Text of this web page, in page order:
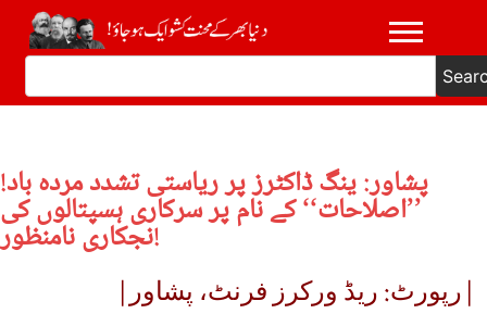
پشاور: ینگ ڈاکٹرز پر ریاستی تشدد مردہ باد!
’’اصلاحات‘‘ کے نام پر سرکاری ہسپتالوں کی
نجکاری نامنظور!
|رپورٹ: ریڈ ورکرز فرنٹ، پشاور|